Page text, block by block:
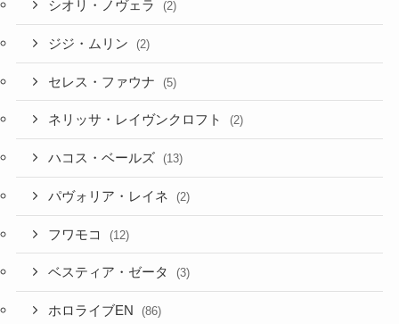
シオリ・ノヴェラ (2)
ジジ・ムリン (2)
セレス・ファウナ (5)
ネリッサ・レイヴンクロフト (2)
ハコス・ベールズ (13)
パヴォリア・レイネ (2)
フワモコ (12)
ベスティア・ゼータ (3)
ホロライブEN (86)